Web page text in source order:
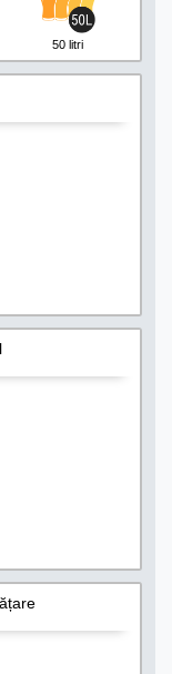
50 litri